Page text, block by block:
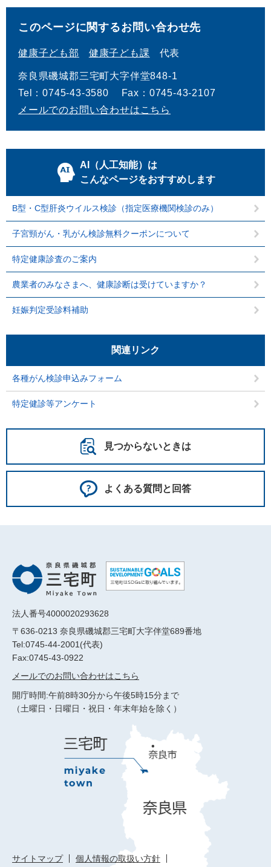
このページに関するお問い合わせ先
健康子ども部 健康子ども課 代表
奈良県磯城郡三宅町大字伴堂848-1
Tel：0745-43-3580
Fax：0745-43-2107
メールでのお問い合わせはこちら
AI（人工知能）は
こんなページをおすすめします
B型・C型肝炎ウイルス検診（指定医療機関検診のみ）
子宮頸がん・乳がん検診無料クーポンについて
特定健康診査のご案内
農業者のみなさまへ、健康診断は受けていますか？
妊娠判定受診料補助
関連リンク
各種がん検診申込みフォーム
特定健診等アンケート
見つからないときは
よくある質問と回答
法人番号4000020293628
〒636-0213 奈良県磯城郡三宅町大字伴堂689番地
Tel:0745-44-2001(代表)
Fax:0745-43-0922
メールでのお問い合わせはこちら
開庁時間:午前8時30分から午後5時15分まで
（土曜日・日曜日・祝日・年末年始を除く）
サイトマップ 個人情報の取扱い方針